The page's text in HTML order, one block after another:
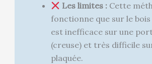
Les limites :Cette
fonctionne que sur le bois
est inefficace sur une
(creuse) et très difficile
plaquée.